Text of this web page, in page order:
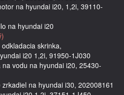
na hyundai i20, 1,2i, 39110-
na hyundai i20
skrinka,
i20 1,2i, 91950-1J030
vodu na hyundai i20, 25430-
na hyundai i30, 202008161